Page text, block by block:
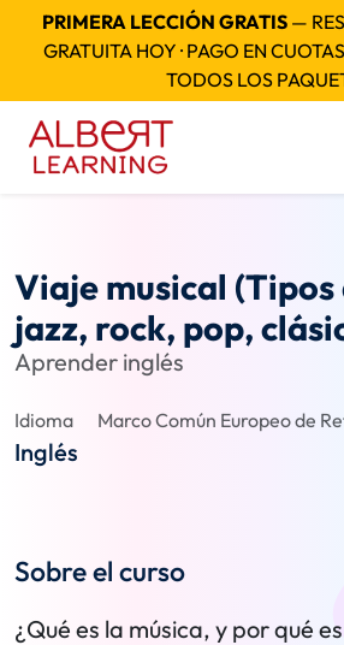
PRIMERA LECCIÓN GRATIS —
GRATUITA HOY · PAGO EN
TODOS LOS
Viaje musical (Tipos
jazz, rock, pop,
Aprender inglés
Idioma
Inglés
Marco Común Europeo de
Sobre el curso
¿Qué es la música, y por qué